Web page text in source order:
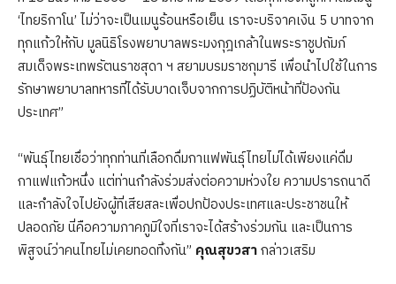
‘ไทยริกาโน’ ไม่ว่าจะเป็นเมนูร้อนหรือเย็น เราจะบริจาคเงิน 5 บาทจาก
ทุกแก้วให้กับ มูลนิธิโรงพยาบาลพระมงกุฎเกล้าในพระราชูปถัมภ์
สมเด็จพระเทพรัตนราชสุดา ฯ สยามบรมราชกุมารี เพื่อนำไปใช้ในการ
รักษาพยาบาลทหารที่ได้รับบาดเจ็บจากการปฏิบัติหน้าที่ป้องกัน
ประเทศ”
“พันธุ์ไทยเชื่อว่าทุกท่านที่เลือกดื่มกาแฟพันธุ์ไทยไม่ได้เพียงแค่ดื่ม
กาแฟแก้วหนึ่ง แต่ท่านกำลังร่วมส่งต่อความห่วงใย ความปรารถนาดี
และกำลังใจไปยังผู้ที่เสียสละเพื่อปกป้องประเทศและประชาชนให้
ปลอดภัย นี่คือความภาคภูมิใจที่เราจะได้สร้างร่วมกัน และเป็นการ
พิสูจน์ว่าคนไทยไม่เคยทอดทิ้งกัน” คุณสุขวสากล่าวเสริม